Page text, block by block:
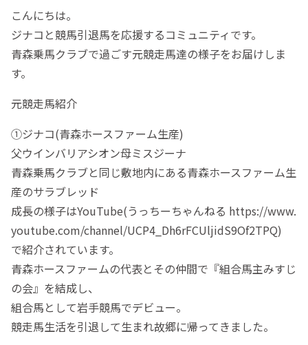
こんにちは。
ジナコと競馬引退馬を応援するコミュニティです。
青森乗馬クラブで過ごす元競走馬達の様子をお届けしま
す。
元競走馬紹介
①ジナコ(青森ホースファーム生産)
父ウインバリアシオン母ミスジーナ
青森乗馬クラブと同じ敷地内にある青森ホースファーム生
産のサラブレッド
成長の様子はYouTube(うっちーちゃんねる https://www.
youtube.com/channel/UCP4_Dh6rFCUljidS9Of2TPQ)
で紹介されています。
青森ホースファームの代表とその仲間で『組合馬主みすじ
の会』を結成し、
組合馬として岩手競馬でデビュー。
競走馬生活を引退して生まれ故郷に帰ってきました。